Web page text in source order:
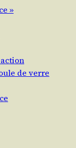
»
de verre